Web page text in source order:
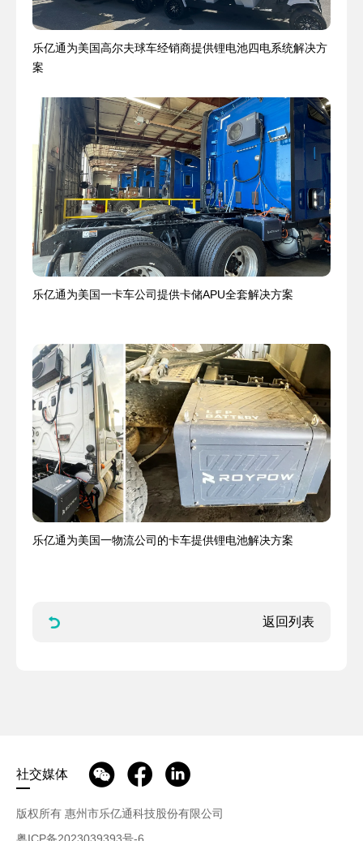
乐亿通为美国高尔夫球车经销商提供锂电池四电系统解决方
案
乐亿通为美国一卡车公司提供卡储APU全套解决方案
乐亿通为美国一物流公司的卡车提供锂电池解决方案
返回列表
社交媒体
版权所有 惠州市乐亿通科技股份有限公司